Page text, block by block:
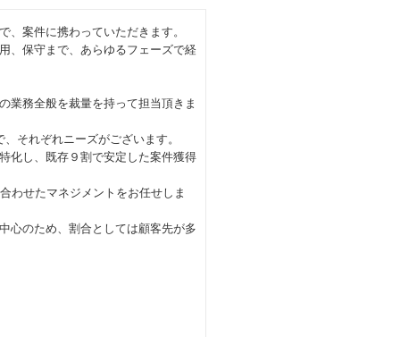
案件に携わっていただきます。
、保守まで、あらゆるフェーズで経
務全般を裁量を持って担当頂きま
それぞれニーズがございます。
し、既存９割で安定した案件獲得
せたマネジメントをお任せしま
のため、割合としては顧客先が多